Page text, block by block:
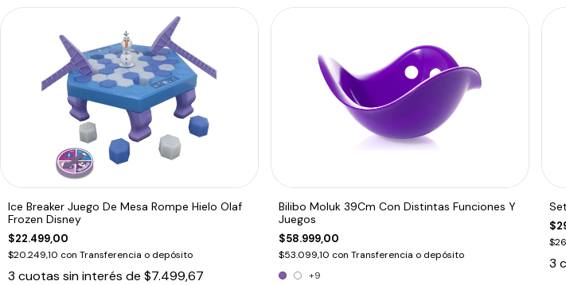
Ice Breaker Juego De Mesa Rompe Hielo Olaf
Frozen Disney
$22.499,00
$20.249,10 con Transferencia o depósito
3 cuotas sin interés de $7.499,67
Bilibo Moluk 39Cm Con Distintas Funciones Y
Juegos
$58.999,00
$53.099,10 con Transferencia o depósito
+9
3